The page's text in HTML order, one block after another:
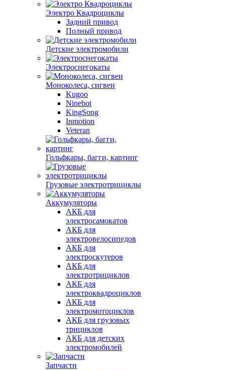
Электро Квадроциклы
Задний привод
Полный привод
Детские электромобили
Электроснегокаты
Моноколеса, сигвеи
Kugoo
Ninebot
KingSong
Inmotion
Veteran
Гольфкары, багги, картинг
Грузовые электротрициклы
Аккумуляторы
АКБ для
электросамокатов
АКБ для
электровелосипедов
АКБ для
электроскутеров
АКБ для
электротрициклов
АКБ для
электроквадроциклов
АКБ для
электромотоциклов
АКБ для грузовых
трициклов
АКБ для детских
электромобилей
Запчасти